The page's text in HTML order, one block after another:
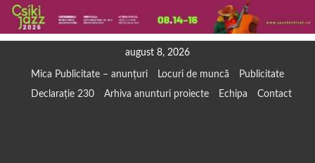
august 8, 2026
Mica Publicitate – anunțuri Locuri de muncă
Publicitate
Declarație 230
Arhiva anunturi proiecte Echipa Contact